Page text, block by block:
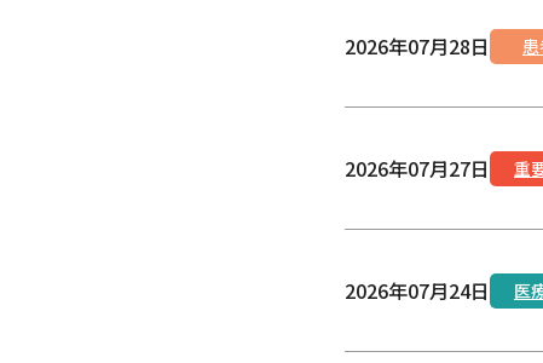
2026年07月28日
2026年07月27日 重
2026年07月24日 医